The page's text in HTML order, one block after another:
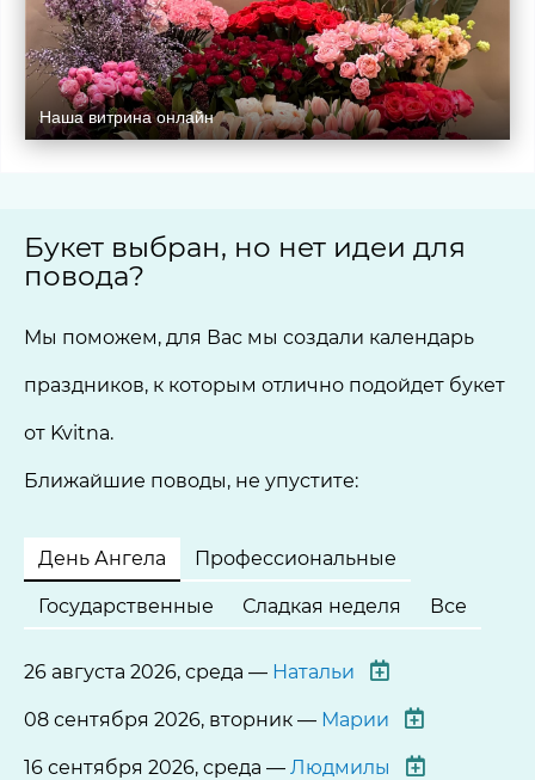
Наша витрина онлайн
Букет выбран, но нет идеи для
повода?
Мы поможем, для Вас мы создали календарь
праздников, к которым отлично подойдет букет
от Kvitna.
Ближайшие поводы, не упустите:
День Ангела Профессиональные
Государственные Сладкая неделя Все
26 августа 2026, среда — Натальи
08 сентября 2026, вторник — Марии
16 сентября 2026, среда — Людмилы